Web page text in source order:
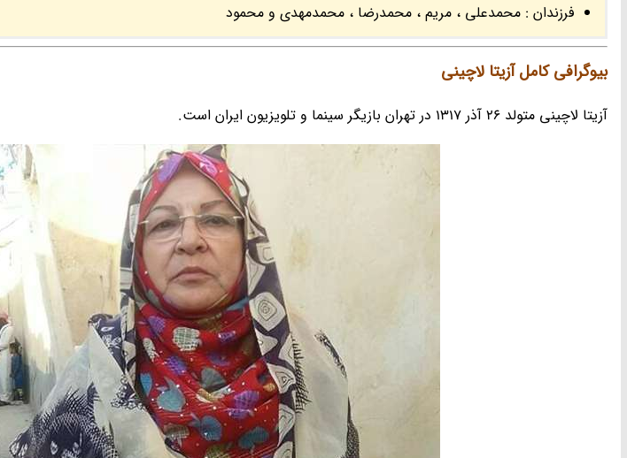
فرزندان : محمدعلی ، مریم ، محمدرضا ، محمدمهدی و محمود
بیوگرافی کامل آزیتا لاچینی
آزیتا لاچینی متولد 26 آذر 1317 در تهران بازیگر سینما و تلویزیون ایران است.